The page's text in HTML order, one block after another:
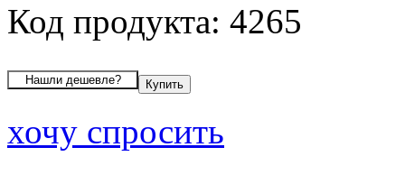
Код продукта: 4265
хочу спросить